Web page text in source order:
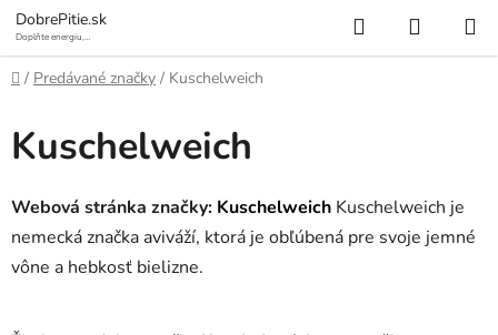
Prejsť
na
obsah
DobrePitie.sk
Doplňte energiu,
Hľadať
KOŠÍK
Domov
/ Predávané značky / Kuschelweich
Kuschelweich
Webová stránka značky: Kuschelweich Kuschelweich je
nemecká značka aviváží, ktorá je obľúbená pre svoje jemné
vône a hebkosť bielizne.